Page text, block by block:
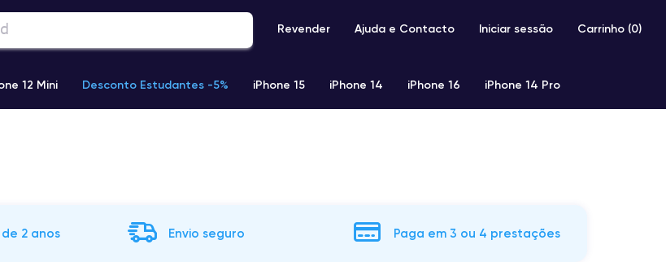
Revender Ajuda e Contacto Iniciar sessão Carrinho (0)
12 Mini Desconto Estudantes -5% iPhone 15 iPhone 14 iPhone 16 iPhone 14 Pro
2 anos Envio seguro Paga em 3 ou 4 prestações